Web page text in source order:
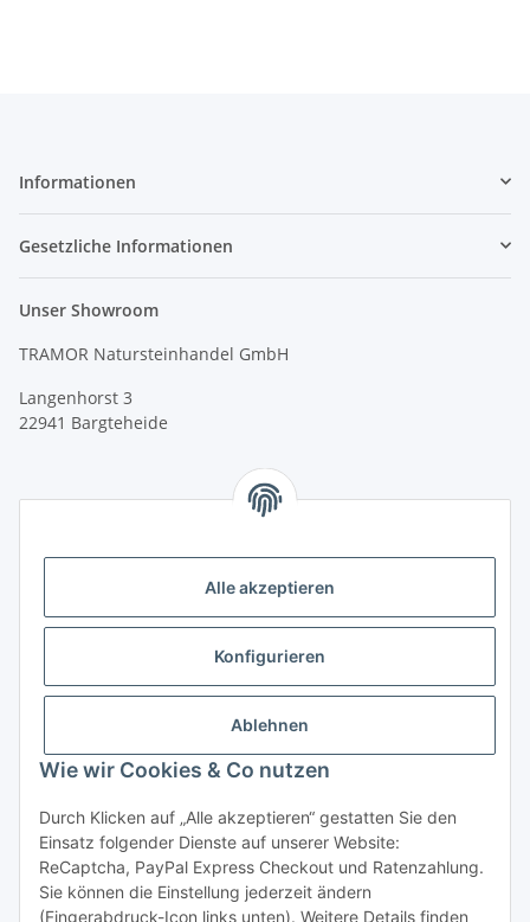
Alle akzeptieren
Konfigurieren
Ablehnen
Wie wir Cookies & Co nutzen
Durch Klicken auf „Alle akzeptieren“ gestatten Sie den
Einsatz folgender Dienste auf unserer Website:
ReCaptcha, PayPal Express Checkout und Ratenzahlung.
Sie können die Einstellung jederzeit ändern
(Fingerabdruck-Icon links unten). Weitere Details finden
Informationen
Gesetzliche Informationen
Unser Showroom
TRAMOR Natursteinhandel GmbH
Langenhorst 3
22941 Bargteheide
Mo - Fr: 10:00 - 16:30 Uhr
Mi geschlossen
Samstag: 10:00 - 13:00 Uhr